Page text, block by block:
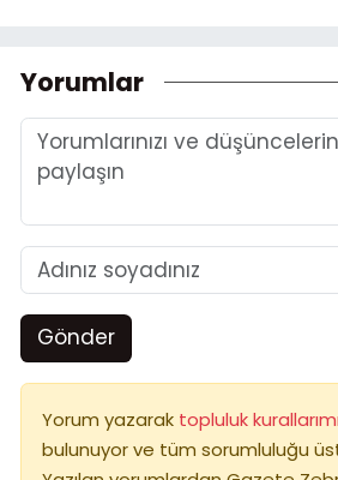
Yorumlar
Gönder
Yorum yazarak topluluk
bulunuyor ve tüm sorumluluğu